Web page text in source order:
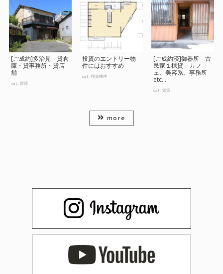
[ご成約]多治見 貸倉
庫・貸事務所・貸店
舗
cat :賃貸
投資のエントリー物
件にはおすすめ
cat :投資物件
[ご成約済]御器所 古
民家１棟貸 カフ
ェ、美容系、事務所
etc...
cat :賃貸
more